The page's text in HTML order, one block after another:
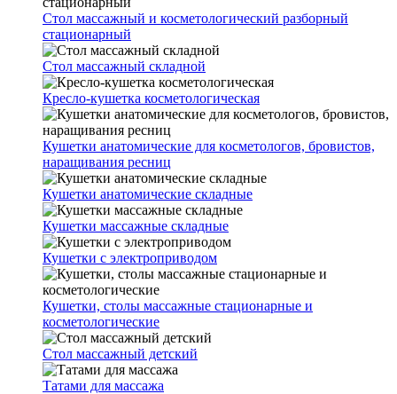
Стол массажный и косметологический разборный
стационарный
Стол массажный складной
Кресло-кушетка косметологическая
Кушетки анатомические для косметологов, бровистов,
наращивания ресниц
Кушетки анатомические складные
Кушетки массажные складные
Кушетки с электроприводом
Кушетки, столы массажные стационарные и
косметологические
Стол массажный детский
Татами для массажа